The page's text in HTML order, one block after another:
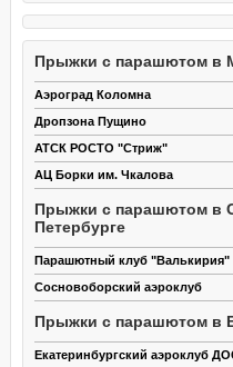
Прыжки с парашютом в
Аэроград Коломна
Дропзона Пущино
АТСК РОСТО "Стриж"
АЦ Борки им. Чкалова
Прыжки с парашютом в
Петербурге
Парашютный клуб "Валькирия"
Сосновоборский аэроклуб
Прыжки с парашютом в
Екатеринбургский аэроклуб